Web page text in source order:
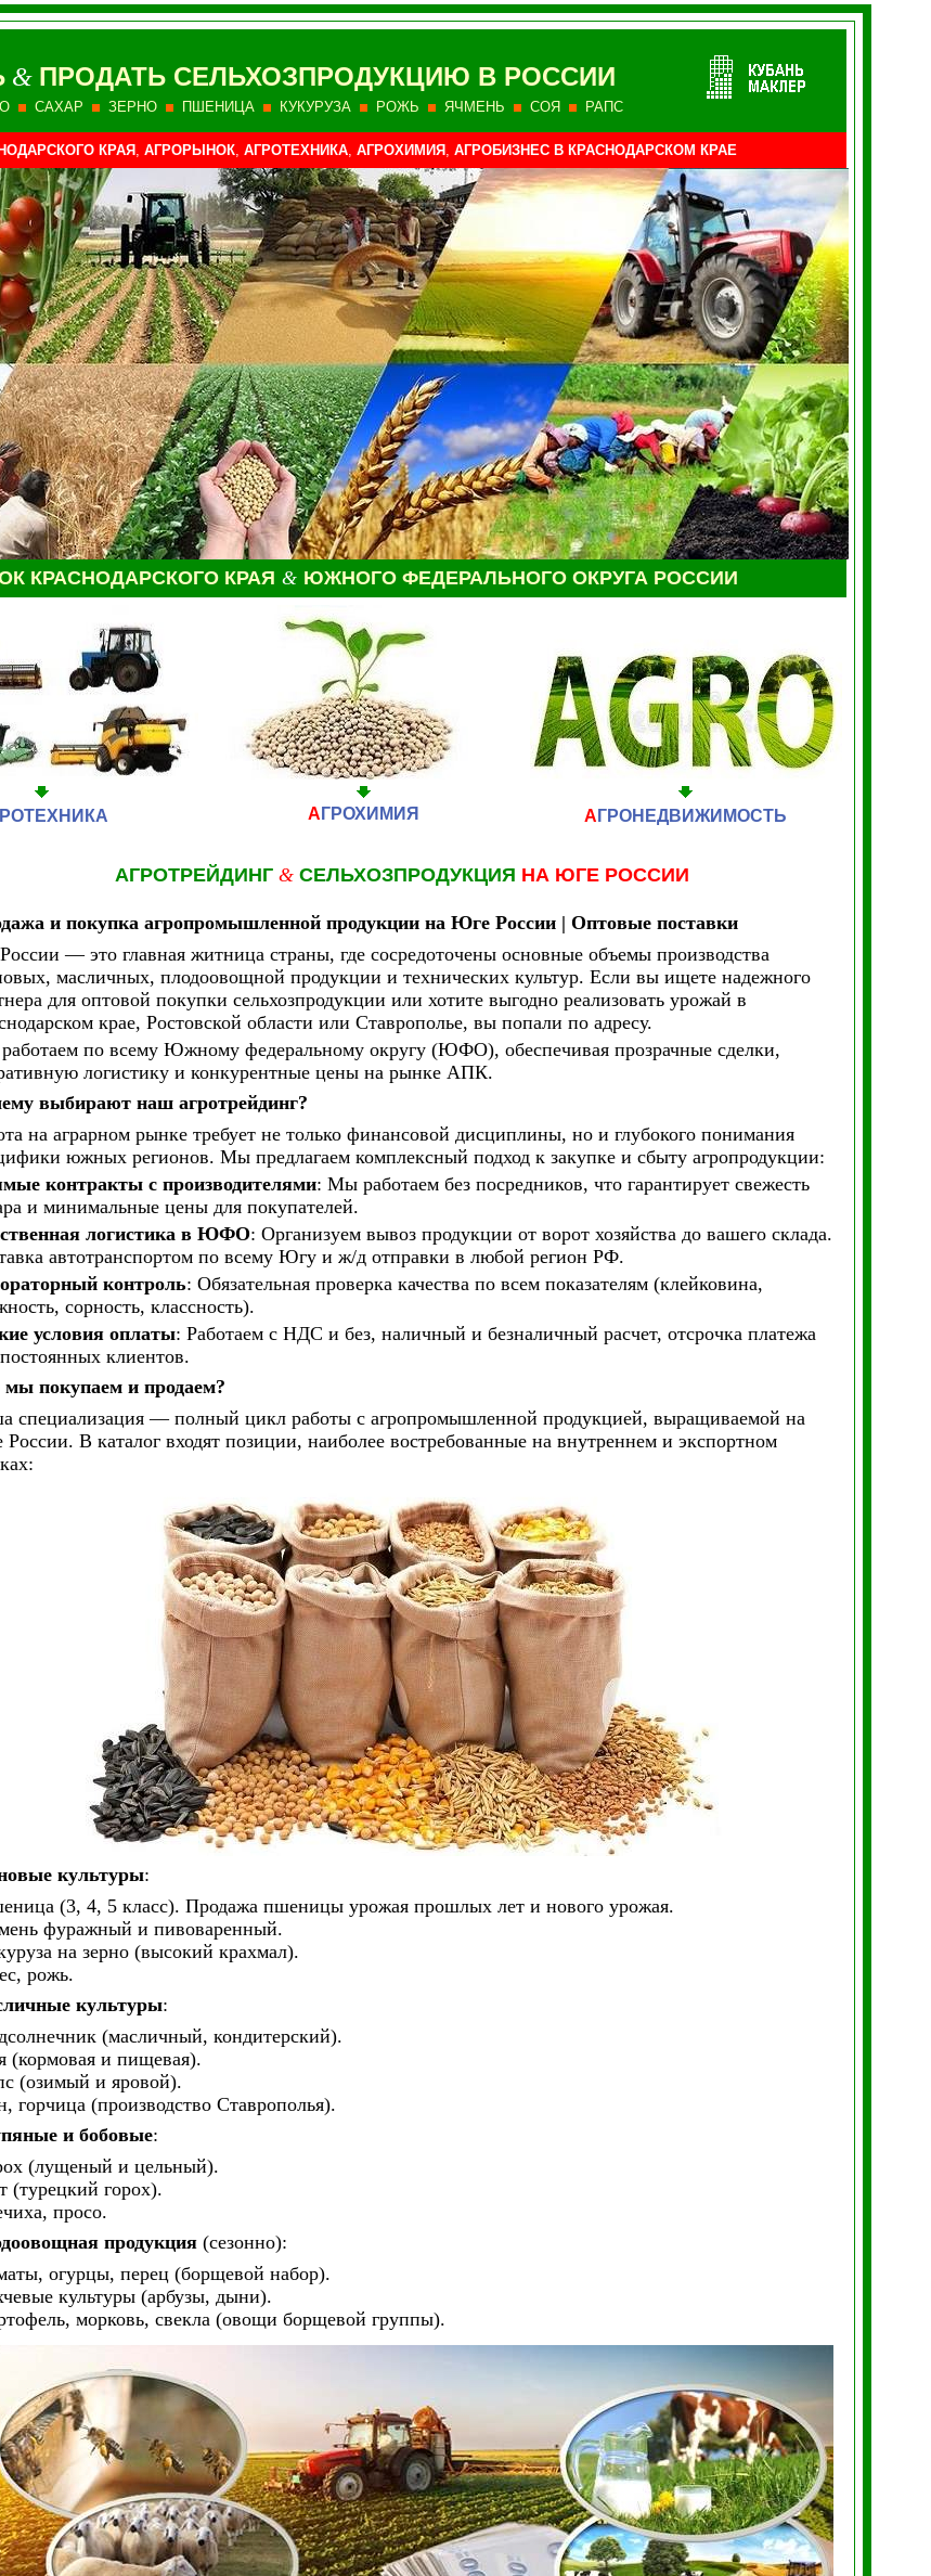
& ПРОДАТЬ СЕЛЬХОЗПРОДУКЦИЮ В РОССИИ
САХАР ЗЕРНО ПШЕНИЦА КУКУРУЗА РОЖЬ ЯЧМЕНЬ СОЯ РАПС
КРАЯ , АГРОРЫНОК, АГРОТЕХНИКА, АГРОХИМИЯ , АГРОБИЗНЕС В КРАСНОДАРСКОМ КРАЕ
КРАСНОДАРСКОГО КРАЯ & ЮЖНОГО ФЕДЕРАЛЬНОГО ОКРУГА РОССИИ
А ГРОХИМИЯ А ГРОНЕДВИЖИМОСТЬ
АГРОТРЕЙДИНГ & СЕЛЬХОЗПРОДУКЦИЯ НА ЮГЕ РОССИИ
и покупка агропромышленной продукции на Юге России | Оптовые поставки
— это главная житница страны, где сосредоточены основные объемы производства
масличных, плодоовощной продукции и технических культур. Если вы ищете надежного
для оптовой покупки сельхозпродукции или хотите выгодно реализовать урожай в
крае, Ростовской области или Ставрополье, вы попали по адресу.
по всему Южному федеральному округу (ЮФО), обеспечивая прозрачные сделки,
логистику и конкурентные цены на рынке АПК.
выбирают наш агротрейдинг?
на аграрном рынке требует не только финансовой дисциплины, но и глубокого понимания
южных регионов. Мы предлагаем комплексный подход к закупке и сбыту агропродукции:
контракты с производителями: Мы работаем без посредников, что гарантирует свежесть
и минимальные цены для покупателей.
логистика в ЮФО: Организуем вывоз продукции от ворот хозяйства до вашего склада.
автотранспортом по всему Югу и ж/д отправки в любой регион РФ.
контроль: Обязательная проверка качества по всем показателям (клейковина,
сорность, классность).
условия оплаты: Работаем с НДС и без, наличный и безналичный расчет, отсрочка платежа
клиентов.
покупаем и продаем?
специализация — полный цикл работы с агропромышленной продукцией, выращиваемой на
В каталог входят позиции, наиболее востребованные на внутреннем и экспортном
культуры:
(3, 4, 5 класс). Продажа пшеницы урожая прошлых лет и нового урожая.
фуражный и пивоваренный.
на зерно (высокий крахмал).
рожь.
культуры:
(масличный, кондитерский).
(кормовая и пищевая).
(озимый и яровой).
горчица (производство Ставрополья).
и бобовые:
(лущеный и цельный).
(турецкий горох).
просо.
продукция (сезонно):
огурцы, перец (борщевой набор).
культуры (арбузы, дыни).
морковь, свекла (овощи борщевой группы).